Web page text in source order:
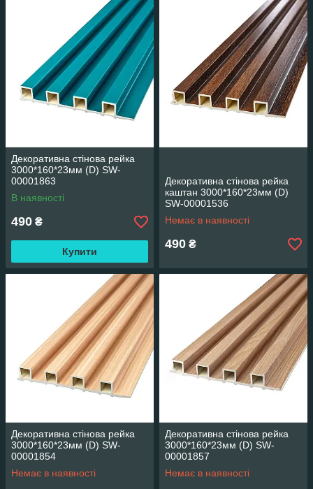
Декоративна стінова рейка
3000*160*23мм (D) SW-
00001863
В наявності
490 ₴
Купити
Декоративна стінова рейка
каштан 3000*160*23мм (D)
SW-00001536
Немає в наявності
490 ₴
Декоративна стінова рейка
3000*160*23мм (D) SW-
00001854
Немає в наявності
Декоративна стінова рейка
3000*160*23мм (D) SW-
00001857
Немає в наявності